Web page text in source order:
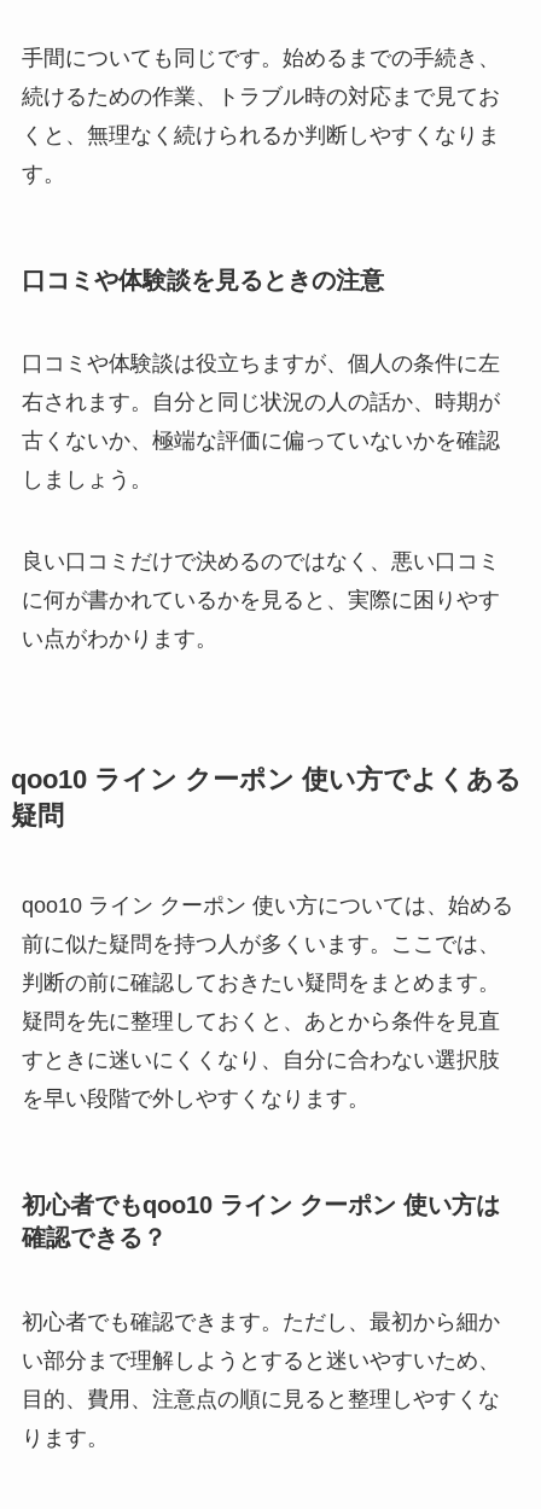
手間についても同じです。始めるまでの手続き、
続けるための作業、トラブル時の対応まで見てお
くと、無理なく続けられるか判断しやすくなりま
す。
口コミや体験談を見るときの注意
口コミや体験談は役立ちますが、個人の条件に左
右されます。自分と同じ状況の人の話か、時期が
古くないか、極端な評価に偏っていないかを確認
しましょう。
良い口コミだけで決めるのではなく、悪い口コミ
に何が書かれているかを見ると、実際に困りやす
い点がわかります。
qoo10 ライン クーポン 使い方でよくある
疑問
qoo10 ライン クーポン 使い方については、始める
前に似た疑問を持つ人が多くいます。ここでは、
判断の前に確認しておきたい疑問をまとめます。
疑問を先に整理しておくと、あとから条件を見直
すときに迷いにくくなり、自分に合わない選択肢
を早い段階で外しやすくなります。
初心者でもqoo10 ライン クーポン 使い方は
確認できる？
初心者でも確認できます。ただし、最初から細か
い部分まで理解しようとすると迷いやすいため、
目的、費用、注意点の順に見ると整理しやすくな
ります。